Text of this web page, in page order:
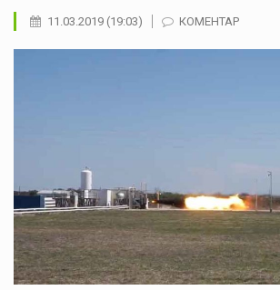
11.03.2019 (19:03) КОМЕНТАР